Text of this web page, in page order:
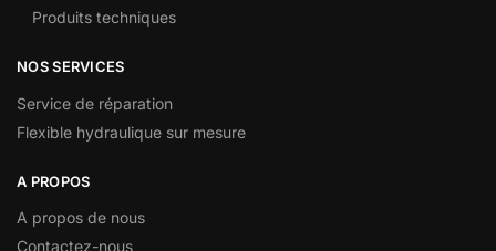
Produits techniques
NOS SERVICES
Service de réparation
Flexible hydraulique sur mesure
A PROPOS
A propos de nous
Contactez-nous